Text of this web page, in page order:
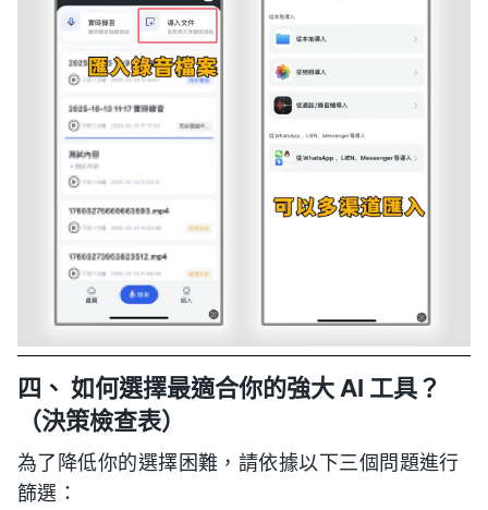
四、 如何選擇最適合你的強大 AI 工具？
（決策檢查表）
為了降低你的選擇困難，請依據以下三個問題進行
篩選：